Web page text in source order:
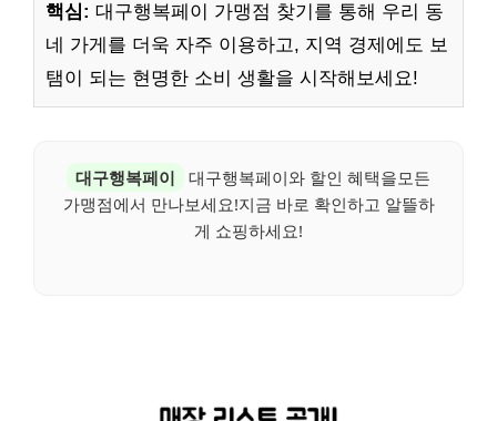
핵심: 대구행복페이 가맹점 찾기를 통해 우리 동
네 가게를 더욱 자주 이용하고, 지역 경제에도 보
탬이 되는 현명한 소비 생활을 시작해보세요!
대구행복페이
대구행복페이와 할인 혜택을모든
가맹점에서 만나보세요!지금 바로 확인하고 알뜰하
게 쇼핑하세요!